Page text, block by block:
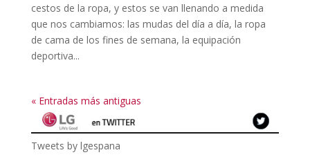
cestos de la ropa, y estos se van llenando a medida
que nos cambiamos: las mudas del día a día, la ropa
de cama de los fines de semana, la equipación
deportiva...
« Entradas más antiguas
Tweets by lgespana